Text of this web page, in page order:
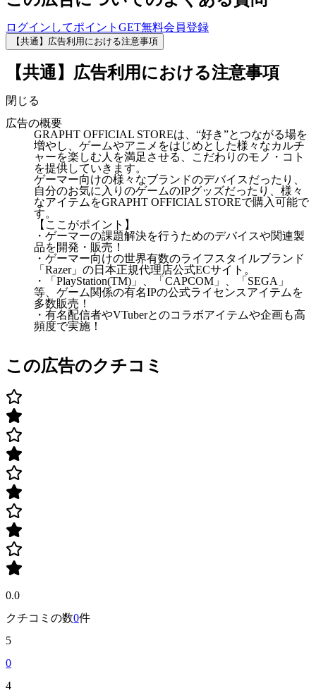
ログインしてポイントGET無料会員登録
【共通】広告利用における注意事項
【共通】広告利用における注意事項
閉じる
広告の概要
GRAPHT OFFICIAL STOREは、“好き”とつながる場を
増やし、ゲームやアニメをはじめとした様々なカルチ
ャーを楽しむ人を満足させる、こだわりのモノ・コト
を提供していきます。
ゲーマー向けの様々なブランドのデバイスだったり、
自分のお気に入りのゲームのIPグッズだったり、様々
なアイテムをGRAPHT OFFICIAL STOREで購入可能で
す。
【ここがポイント】
・ゲーマーの課題解決を行うためのデバイスや関連製
品を開発・販売！
・ゲーマー向けの世界有数のライフスタイルブランド
「Razer」の日本正規代理店公式ECサイト。
・「PlayStation(TM)」、「CAPCOM」、「SEGA」
等、ゲーム関係の有名IPの公式ライセンスアイテムを
多数販売！
・有名配信者やVTuberとのコラボアイテムや企画も高
頻度で実施！
この広告のクチコミ
0.0
クチコミの数0件
5
0
4